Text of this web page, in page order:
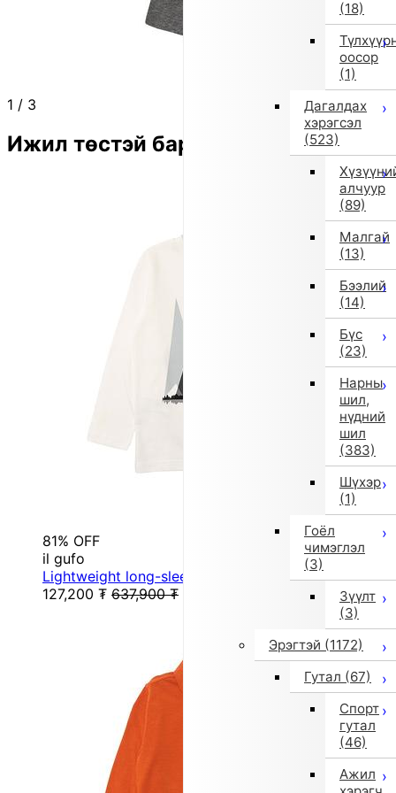
(18)
оосор
(1)
Дагалдах
хэрэгсэл
(523)
алчуур
(89)
Малгай
(13)
Бээлий
(14)
Бүс
(23)
Нарны
шил,
нүдний
шил
(383)
Шүхэр
(1)
Гоёл
чимэглэл
(3)
Зүүлт
(3)
Эрэгтэй (1172)
Гутал (67)
Спорт
гутал
(46)
Ажил
1 / 3
Ижил төстэй бараа
81% OFF
il gufo
Lightweight long-sleeve T-shirt (White)
127,200 ₮ 637,900 ₮